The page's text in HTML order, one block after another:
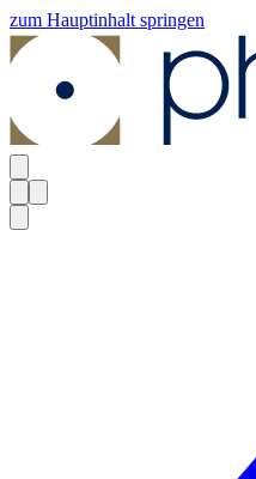
zum Hauptinhalt springen